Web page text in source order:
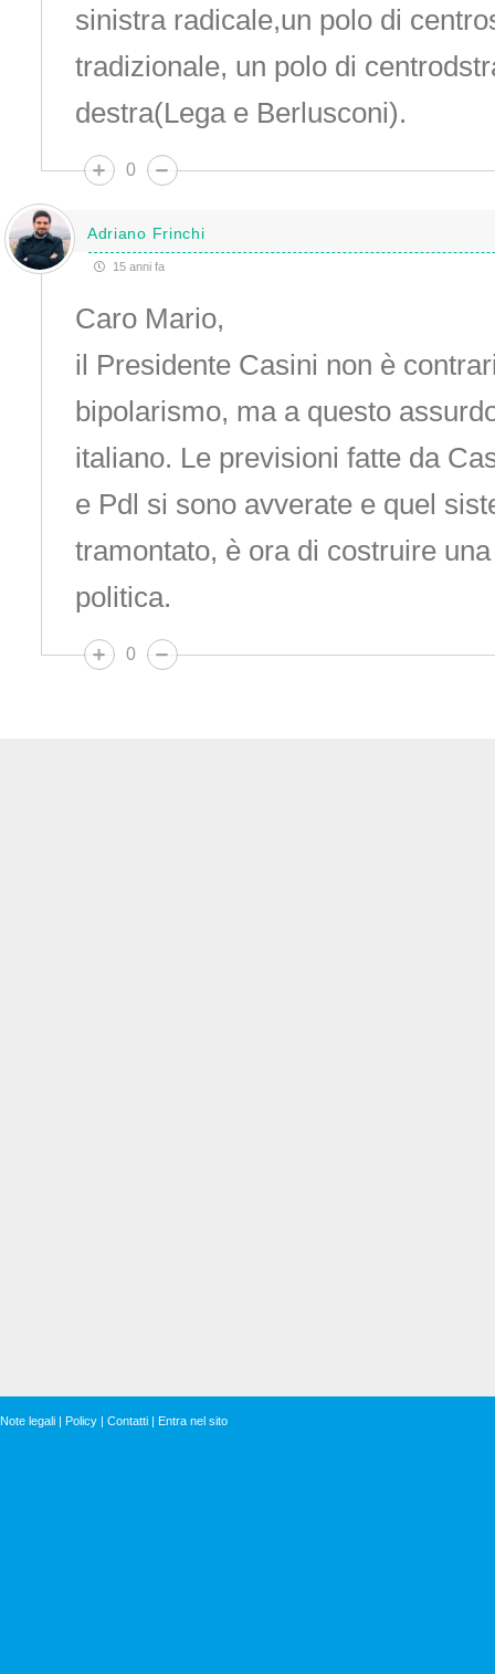
sinistra radicale,un polo di
tradizionale, un polo di
destra(Lega e Berlusconi).
0
Adriano Frinchi
15 anni fa
Caro Mario,
il Presidente Casini non è
bipolarismo, ma a questo
italiano. Le previsioni fatte da
e Pdl si sono avverate e quel
tramontato, è ora di costruire
politica.
0
Note legali Policy Contatti Entra nel sito